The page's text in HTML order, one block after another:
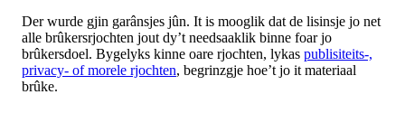
Der wurde gjin garânsjes jûn. It is mooglik dat de lisinsje jo net
alle brûkersrjochten jout dy’t needsaaklik binne foar jo
brûkersdoel. Bygelyks kinne oare rjochten, lykas publisiteits-,
privacy- of morele rjochten, begrinzgje hoe’t jo it materiaal
brûke.